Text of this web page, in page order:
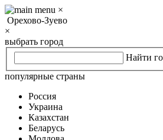
×
Орехово-Зуево
×
выбрать город
Найти
популярные страны
Россия
Украина
Казахстан
Беларусь